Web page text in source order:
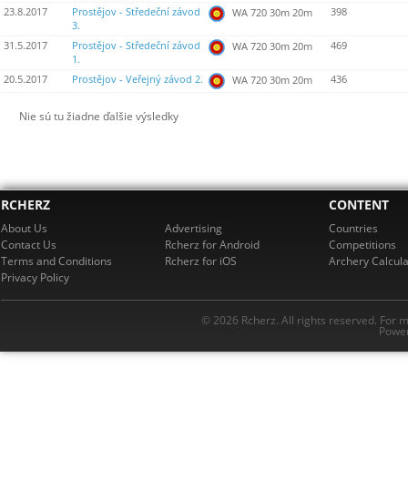
23.8.2017
Prostějov - Středeční závod
3.
WA 720 30m 20m 398
31.5.2017
Prostějov - Středeční závod
1.
WA 720 30m 20m 469
20.5.2017 Prostějov - Veřejný závod 2. WA 720 30m 20m 436
Nie sú tu žiadne ďalšie výsledky
RCHERZ
About Us
Contact Us
Terms and Conditions
Privacy Policy
Advertising
Rcherz for Android
Rcherz for iOS
CONTENT
Countries
Competitions
Archery
© 2026 Rcherz. All rights reserved. For